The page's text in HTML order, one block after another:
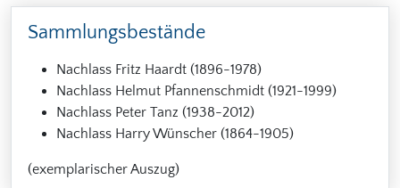
Sammlungsbestände
Nachlass Fritz Haardt (1896-1978)
Nachlass Helmut Pfannenschmidt (1921-1999)
Nachlass Peter Tanz (1938-2012)
Nachlass Harry Wünscher (1864-1905)
(exemplarischer Auszug)